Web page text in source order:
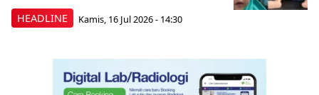
HEADLINE Kamis, 16 Jul 2026 - 14:30